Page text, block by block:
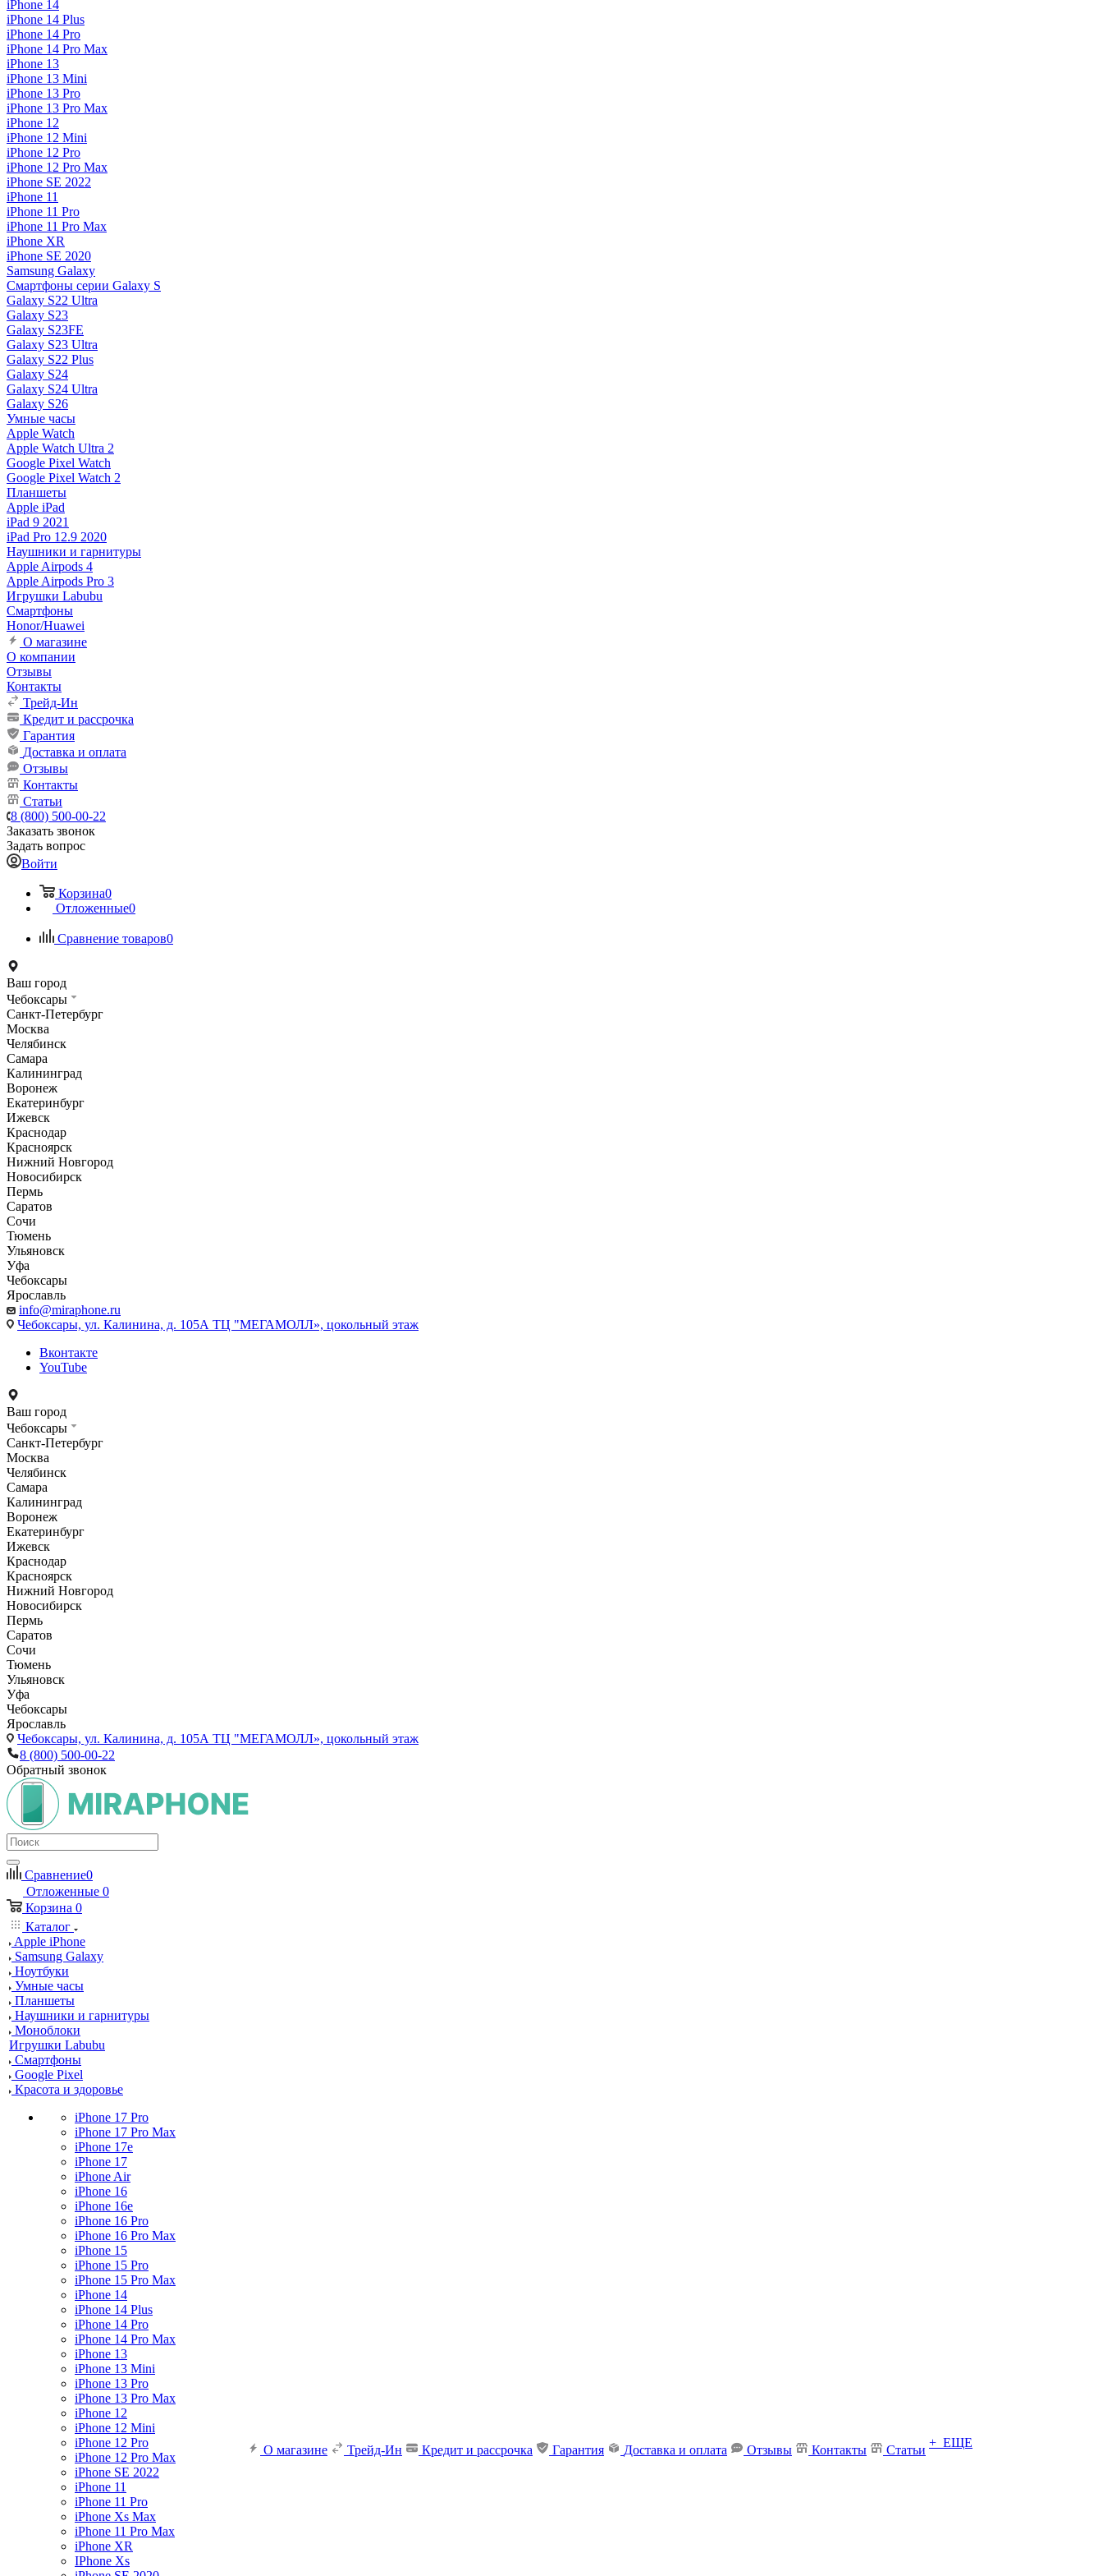
iPhone 14
iPhone 14 Plus
iPhone 14 Pro
iPhone 14 Pro Max
iPhone 13
iPhone 13 Mini
iPhone 13 Pro
iPhone 13 Pro Max
iPhone 12
iPhone 12 Mini
iPhone 12 Pro
iPhone 12 Pro Max
iPhone SE 2022
iPhone 11
iPhone 11 Pro
iPhone 11 Pro Max
iPhone XR
iPhone SE 2020
Samsung Galaxy
Смартфоны серии Galaxy S
Galaxy S22 Ultra
Galaxy S23
Galaxy S23FE
Galaxy S23 Ultra
Galaxy S22 Plus
Galaxy S24
Galaxy S24 Ultra
Galaxy S26
Умные часы
Apple Watch
Apple Watch Ultra 2
Google Pixel Watch
Google Pixel Watch 2
Планшеты
Apple iPad
iPad 9 2021
iPad Pro 12.9 2020
Наушники и гарнитуры
Apple Airpods 4
Apple Airpods Pro 3
Игрушки Labubu
Смартфоны
Honor/Huawei
О магазине
О компании
Отзывы
Контакты
Трейд-Ин
Кредит и рассрочка
Гарантия
Доставка и оплата
Отзывы
Контакты
Статьи
8 (800) 500-00-22
Заказать звонок
Задать вопрос
Войти
Корзина0
Отложенные0
Сравнение товаров0
Ваш город
Чебоксары
Санкт-Петербург
Москва
Челябинск
Самара
Калининград
Воронеж
Екатеринбург
Ижевск
Краснодар
Красноярск
Нижний Новгород
Новосибирск
Пермь
Саратов
Сочи
Тюмень
Ульяновск
Уфа
Чебоксары
Ярославль
info@miraphone.ru
Чебоксары, ул. Калинина, д. 105А ТЦ "МЕГАМОЛЛ», цокольный этаж
Вконтакте
YouTube
Ваш город
Чебоксары
Санкт-Петербург
Москва
Челябинск
Самара
Калининград
Воронеж
Екатеринбург
Ижевск
Краснодар
Красноярск
Нижний Новгород
Новосибирск
Пермь
Саратов
Сочи
Тюмень
Ульяновск
Уфа
Чебоксары
Ярославль
Чебоксары, ул. Калинина, д. 105А ТЦ "МЕГАМОЛЛ», цокольный этаж
8 (800) 500-00-22
Обратный звонок
Сравнение0
Отложенные 0
Корзина 0
Каталог
Apple iPhone
Samsung Galaxy
Ноутбуки
Умные часы
Планшеты
Наушники и гарнитуры
Моноблоки
Игрушки Labubu
Смартфоны
Google Pixel
Красота и здоровье
iPhone 17 Pro
iPhone 17 Pro Max
iPhone 17e
iPhone 17
iPhone Air
iPhone 16
iPhone 16e
iPhone 16 Pro
iPhone 16 Pro Max
iPhone 15
iPhone 15 Pro
iPhone 15 Pro Max
iPhone 14
iPhone 14 Plus
iPhone 14 Pro
iPhone 14 Pro Max
iPhone 13
iPhone 13 Mini
iPhone 13 Pro
iPhone 13 Pro Max
iPhone 12
iPhone 12 Mini
iPhone 12 Pro
iPhone 12 Pro Max
iPhone SE 2022
iPhone 11
iPhone 11 Pro
iPhone Xs Max
iPhone 11 Pro Max
iPhone XR
IPhone Xs
О магазине Трейд-Ин Кредит и рассрочка Гарантия Доставка и оплата Отзывы Контакты Статьи
+ ЕЩЕ